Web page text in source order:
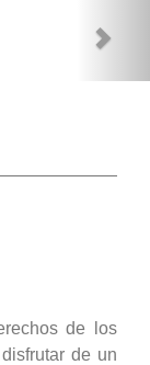
de los
de un